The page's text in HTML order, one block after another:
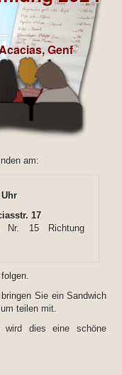
Genf
am:
17
Nr. 15 Richtung
Sie ein Sandwich
teilen mit.
wird dies eine schöne